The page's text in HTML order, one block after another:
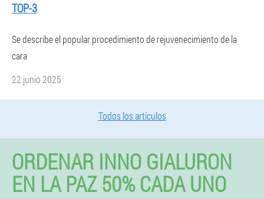
TOP-3
Se describe el popular procedimiento de rejuvenecimiento de la
cara
22 junio 2025
Todos los artículos
ORDENAR INNO GIALURON
EN LA PAZ 50% CADA UNO